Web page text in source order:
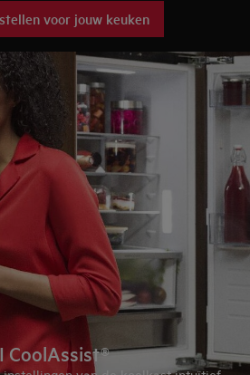
toestellen maken het verschil. AEG
combineren culinaire innovatie
voor jouw keuken
CoolAssist®